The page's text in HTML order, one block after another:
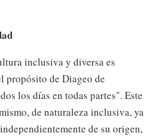
inclusiva y diversa es
propósito de Diageo de
los días en todas partes". Este
de naturaleza inclusiva, ya
de su origen,